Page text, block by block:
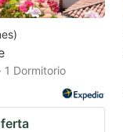
)
1 Dormitorio